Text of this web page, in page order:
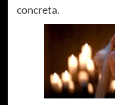
concreta.